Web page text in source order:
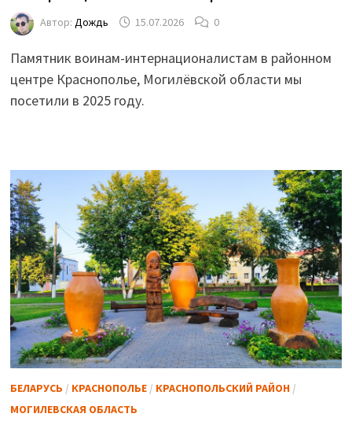
Автор: Дождь 15.07.2026 0
Памятник воинам-интернационалистам в районном
центре Краснополье, Могилёвской области мы
посетили в 2025 году.
БЕЛАРУСЬ / КРАСНОПОЛЬЕ/ КРАСНОПОЛЬСКИЙ РАЙОН/
МОГИЛЕВСКАЯ ОБЛАСТЬ